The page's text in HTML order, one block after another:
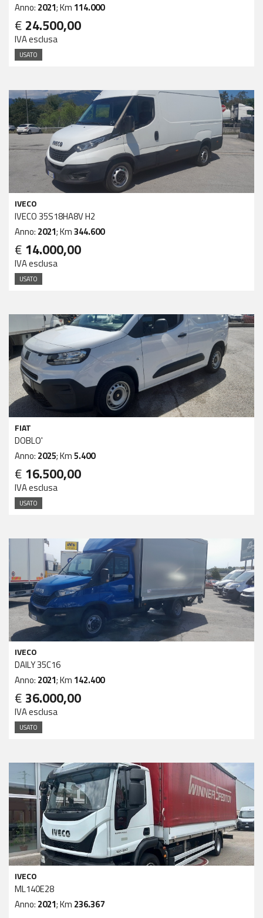
Anno: 2021; Km 114.000
€ 24.500,00
IVA esclusa
USATO
IVECO
IVECO 35S18HA8V H2
Anno: 2021; Km344.600
€ 14.000,00
IVA esclusa
USATO
FIAT
DOBLO'
Anno: 2025; Km5.400
€ 16.500,00
IVA esclusa
USATO
IVECO
DAILY 35C16
Anno: 2021; Km 142.400
€ 36.000,00
IVA esclusa
USATO
IVECO
ML140E28
Anno: 2021; Km 236.367